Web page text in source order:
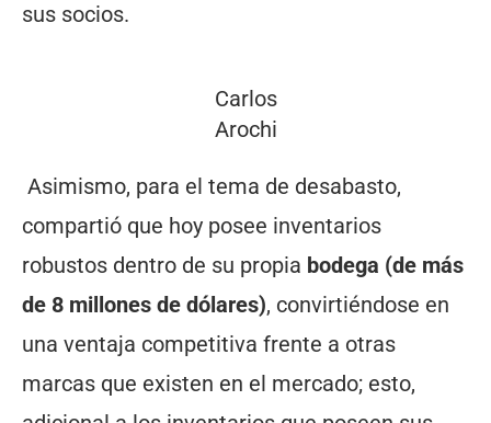
sus socios.
Carlos
Arochi
Asimismo, para el tema de desabasto,
compartió que hoy posee inventarios
robustos dentro de su propia bodega (de más
de 8 millones de dólares), convirtiéndose en
una ventaja competitiva frente a otras
marcas que existen en el mercado; esto,